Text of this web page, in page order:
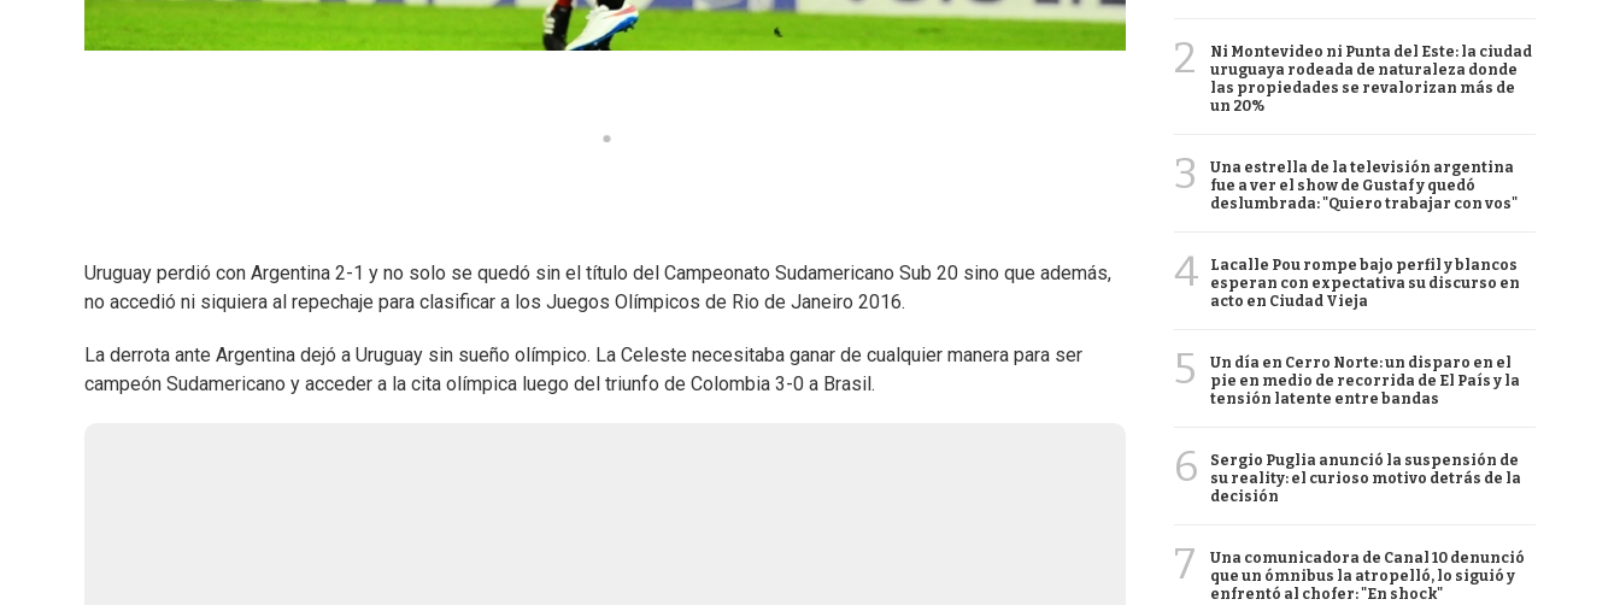
Uruguay perdió con Argentina 2-1 y no solo se quedó sin el título del Campeonato Sudamericano Sub 20 sino que además,
no accedió ni siquiera al repechaje para clasificar a los Juegos Olímpicos de Rio de Janeiro 2016.
La derrota ante Argentina dejó a Uruguay sin sueño olímpico. La Celeste necesitaba ganar de cualquier manera para ser
campeón Sudamericano y acceder a la cita olímpica luego del triunfo de Colombia 3-0 a Brasil.
2
Ni Montevideo ni Punta del Este: la ciudad
uruguaya rodeada de naturaleza donde
las propiedades se revalorizan más de
un 20%
3
Una estrella de la televisión argentina
fue a ver el show de Gustaf y quedó
deslumbrada: "Quiero trabajar con vos"
4
Lacalle Pou rompe bajo perfil y blancos
esperan con expectativa su discurso en
acto en Ciudad Vieja
5
Un día en Cerro Norte: un disparo en el
pie en medio de recorrida de El País y la
tensión latente entre bandas
6
Sergio Puglia anunció la suspensión de
su reality: el curioso motivo detrás de la
decisión
7
Una comunicadora de Canal 10 denunció
que un ómnibus la atropelló, lo siguió y
enfrentó al chofer: "En shock"